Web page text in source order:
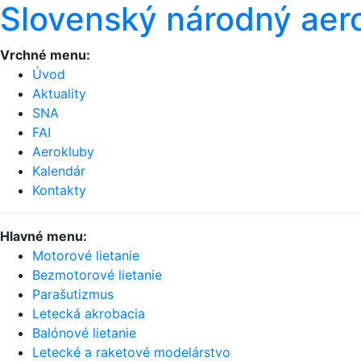
Slovenský národný
Vrchné menu:
Úvod
Aktuality
SNA
FAI
Aerokluby
Kalendár
Kontakty
Hlavné menu:
Motorové lietanie
Bezmotorové lietanie
Parašutizmus
Letecká akrobacia
Balónové lietanie
Letecké a raketové modelárstvo